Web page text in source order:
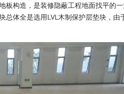
构造，是装修隐蔽工程地面找平的
体全是选用LVL木制保护层垫块，由